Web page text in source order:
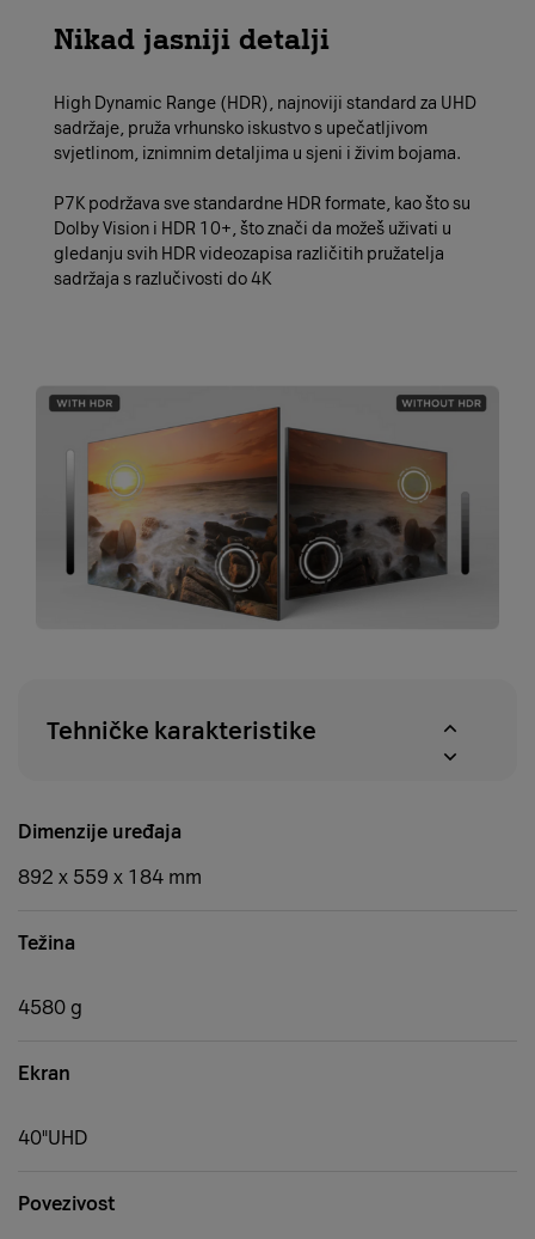
Nikad jasniji detalji
High Dynamic Range (HDR), najnoviji standard za UHD
sadržaje, pruža vrhunsko iskustvo s upečatljivom
svjetlinom, iznimnim detaljima u sjeni i živim bojama.
P7K podržava sve standardne HDR formate, kao što su
Dolby Vision i HDR 10+, što znači da možeš uživati u
gledanju svih HDR videozapisa različitih pružatelja
sadržaja s razlučivosti do 4K
Tehničke karakteristike
Dimenzije uređaja
892 x 559 x 184 mm
Težina
4580 g
Ekran
40"UHD
Povezivost